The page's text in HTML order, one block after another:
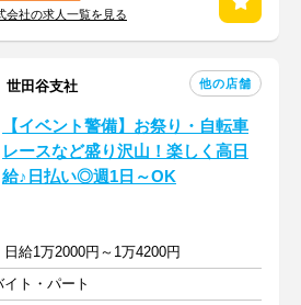
会社の求人一覧を見る
田谷支社 他の店舗
【イベント警備】お祭り・自転車
レースなど盛り沢山！楽しく高日
給♪日払い◎週1日～OK
日給1万2000円～1万4200円
イト・パート